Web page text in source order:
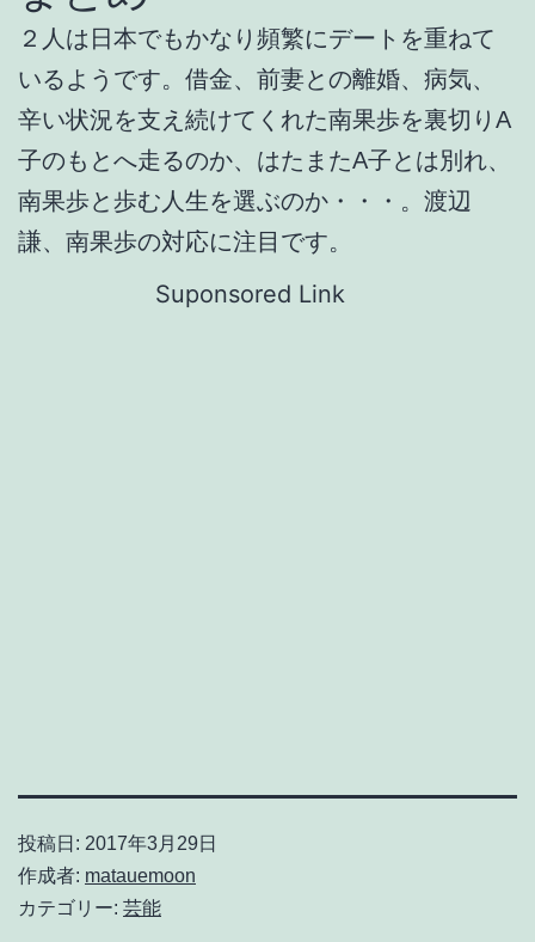
２人は日本でもかなり頻繁にデートを重ねて
いるようです。借金、前妻との離婚、病気、
辛い状況を支え続けてくれた南果歩を裏切りA
子のもとへ走るのか、はたまたA子とは別れ、
南果歩と歩む人生を選ぶのか・・・。渡辺
謙、南果歩の対応に注目です。
Suponsored Link
投稿日: 2017年3月29日
作成者: matauemoon
カテゴリー: 芸能